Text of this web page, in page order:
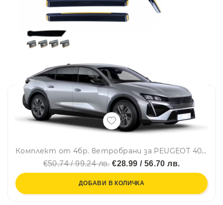
Комплект от 4бр. ветробрани за PEUGEOT 408 LSE 2022 г. +
€50.74 / 99.24 лв.€28.99 / 56.70 лв.
ДОБАВИ В КОЛИЧКА